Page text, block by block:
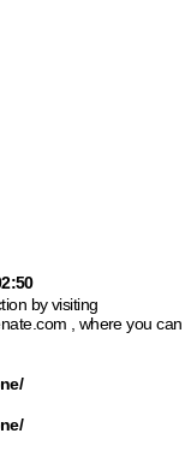
by visiting
, where you can